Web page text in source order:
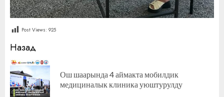
Post Views: 925
Продолжить
чтение
Назад
Ош шаарында 4 аймакта мобилдик
медициналык клиника уюштурулду